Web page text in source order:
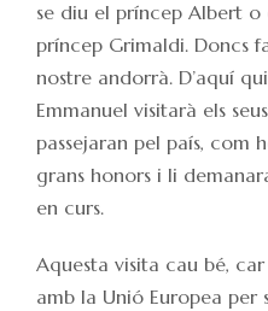
se diu el príncep Albert o
príncep Grimaldi. Doncs
nostre andorrà. D’aquí
Emmanuel visitarà els
passejaran pel país, com
grans honors i li
en curs.
Aquesta visita cau bé,
amb la Unió Europea per